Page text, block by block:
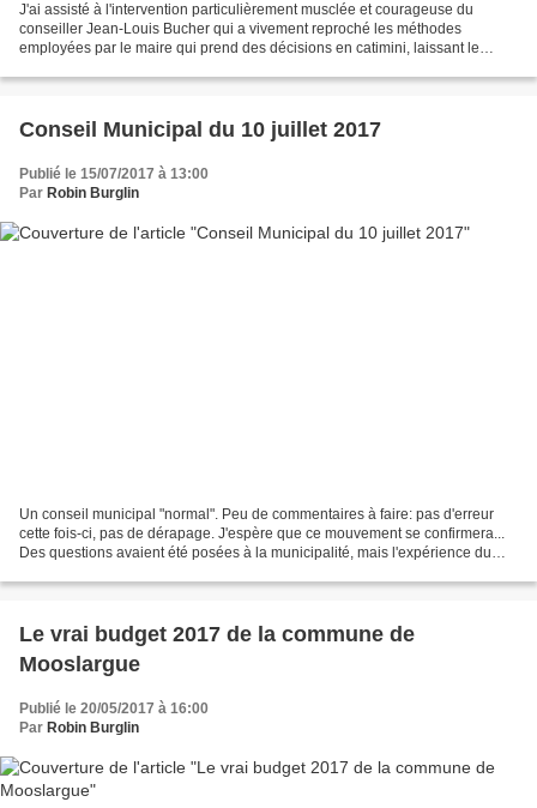
J'ai assisté à l'intervention particulièrement musclée et courageuse du
conseiller Jean-Louis Bucher qui a vivement reproché les méthodes
employées par le maire qui prend des décisions en catimini, laissant le
Conseil Municipal du 10 juillet 2017
Publié le 15/07/2017 à 13:00
Par Robin Burglin
Un conseil municipal "normal". Peu de commentaires à faire: pas d'erreur
cette fois-ci, pas de dérapage. J'espère que ce mouvement se confirmera...
Des questions avaient été posées à la municipalité, mais l'expérience du
Le vrai budget 2017 de la commune de
Mooslargue
Publié le 20/05/2017 à 16:00
Par Robin Burglin